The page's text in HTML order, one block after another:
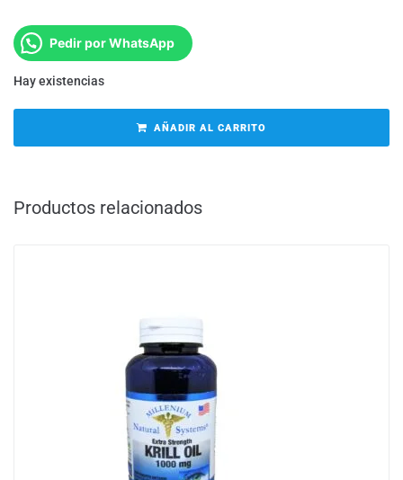
Pedir por WhatsApp
Hay existencias
AÑADIR AL CARRITO
Productos relacionados